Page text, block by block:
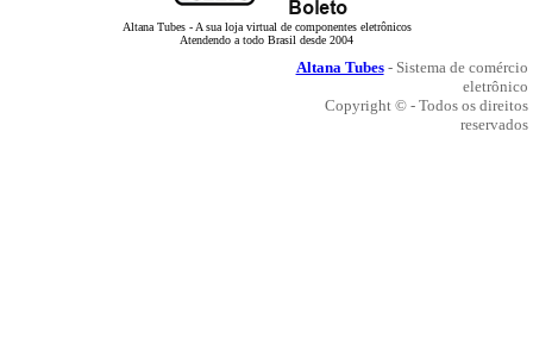
Altana Tubes - A sua loja virtual de componentes eletrônicos
Atendendo a todo Brasil desde 2004
Altana Tubes- Sistema de comércio
eletrônico
Copyright © - Todos os direitos
reservados